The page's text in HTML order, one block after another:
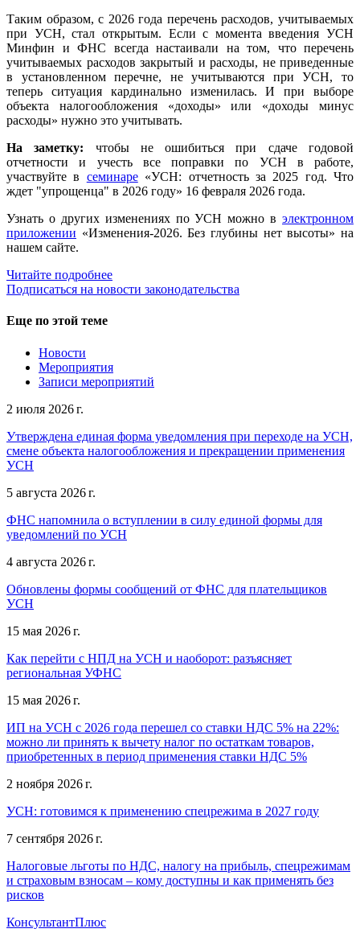
Таким образом, с 2026 года перечень расходов, учитываемых
при УСН, стал открытым. Если с момента введения УСН
Минфин и ФНС всегда настаивали на том, что перечень
учитываемых расходов закрытый и расходы, не приведенные
в установленном перечне, не учитываются при УСН, то
теперь ситуация кардинально изменилась. И при выборе
объекта налогообложения «доходы» или «доходы минус
расходы» нужно это учитывать.
На заметку: чтобы не ошибиться при сдаче годовой
отчетности и учесть все поправки по УСН в работе,
участвуйте в семинаре«УСН: отчетность за 2025 год. Что
ждет "упрощенца" в 2026 году» 16 февраля 2026 года.
Узнать о других изменениях по УСН можно в электронном
приложении «Изменения-2026. Без глубины нет высоты» на
нашем сайте.
Читайте подробнее
Подписаться на новости законодательства
Еще по этой теме
Новости
Мероприятия
Записи мероприятий
2 июля 2026 г.
Утверждена единая форма уведомления при переходе на УСН,
смене объекта налогообложения и прекращении применения
УСН
5 августа 2026 г.
ФНС напомнила о вступлении в силу единой формы для
уведомлений по УСН
4 августа 2026 г.
Обновлены формы сообщений от ФНС для плательщиков
УСН
15 мая 2026 г.
Как перейти с НПД на УСН и наоборот: разъясняет
региональная УФНС
15 мая 2026 г.
ИП на УСН с 2026 года перешел со ставки НДС 5% на 22%:
можно ли принять к вычету налог по остаткам товаров,
приобретенных в период применения ставки НДС 5%
2 ноября 2026 г.
УСН: готовимся к применению спецрежима в 2027 году
7 сентября 2026 г.
Налоговые льготы по НДС, налогу на прибыль, спецрежимам
и страховым взносам – кому доступны и как применять без
рисков
КонсультантПлюс